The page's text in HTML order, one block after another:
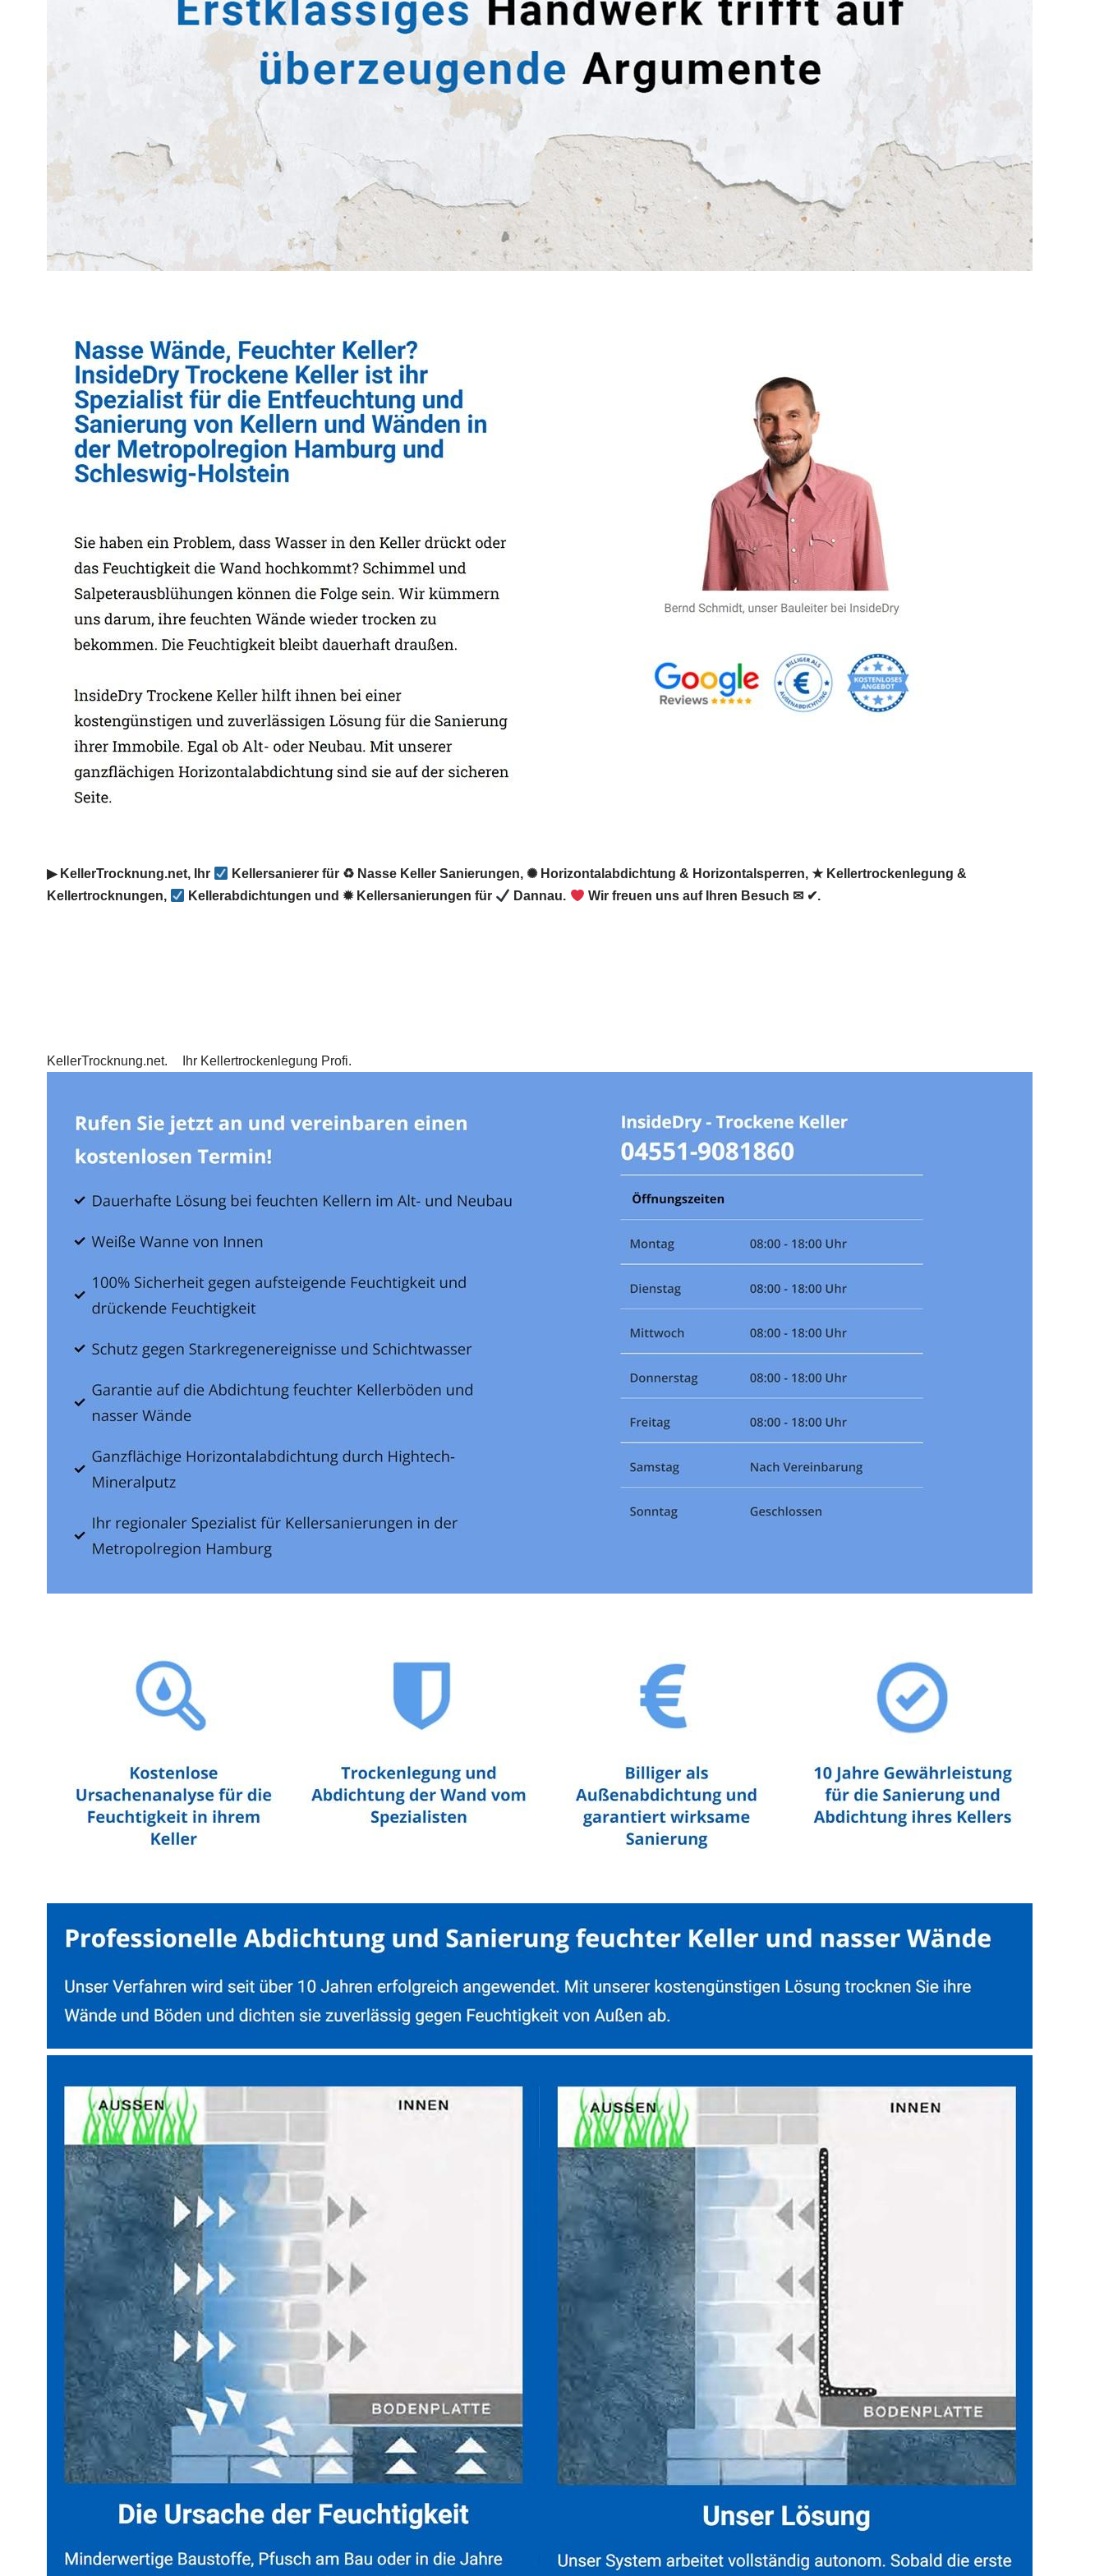
▶︎ KellerTrocknung.net, Ihr
Kellersanierer für ♻ Nasse Keller Sanierungen, ✺ Horizontalabdichtung & Horizontalsperren, ★ Kellertrockenlegung &
Kellertrocknungen,
Kellerabdichtungen und ✹ Kellersanierungen für Dannau. Wir freuen uns auf Ihren Besuch ✉ ✔.
KellerTrocknung.net. Ihr Kellertrockenlegung Profi.